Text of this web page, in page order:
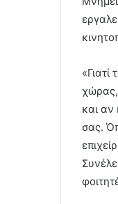
χώρας,
και αν
σας.